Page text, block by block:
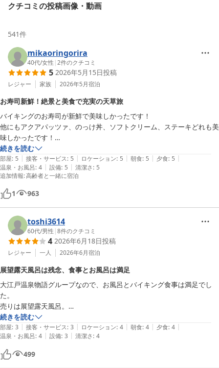
クチコミの投稿画像・動画
541件
mikaoringorira
40代/女性 |2件のクチコミ
5 2026年5月15日投稿
レジャー 家族 2026年5月宿泊
お寿司新鮮！絶景と美食で充実の天草旅
バイキングのお寿司が新鮮で美味しかったです！
他にもアクアパッツァ、のっけ丼、ソフトクリーム、ステーキどれも美
味しかったです！
部屋からの日没と朝日はとても美しく
時を忘れました。
早割でお得でしたし、人気のリゾラテラスや、麻こころカフェにも程近
く充実した天草旅行を楽しめました。
続きを読む
部屋: 5 | 接客・サービス: 5 | ロケーション: 5 | 朝食: 5 | 夕食: 5 |
温泉・お風呂: 4 | 設備: 5 | 清潔さ: 5
追加情報:高齢者と一緒に宿泊
1 963
toshi3614
60代/男性 |8件のクチコミ
4 2026年6月18日投稿
レジャー 一人 2026年6月宿泊
展望露天風呂は残念、食事とお風呂は満足
大江戸温泉物語グループなので、お風呂とバイキング食事は満足でし
た。
売りは展望露天風呂。
残念ながら曇で夕陽は見れませんでした。
続きを読む
部屋: 3 | 接客・サービス: 3 | ロケーション: 4 | 朝食: 4 | 夕食: 4 |
温泉・お風呂: 4 | 設備: 3 | 清潔さ: 4
499